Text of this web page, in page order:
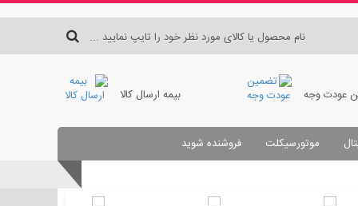
عودت وجه بیمه ارسال کالا
موتورسیکلت
فروشنده شوید